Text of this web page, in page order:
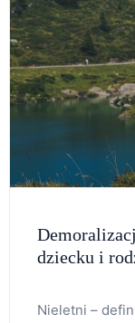
dziecku i
Nieletni –